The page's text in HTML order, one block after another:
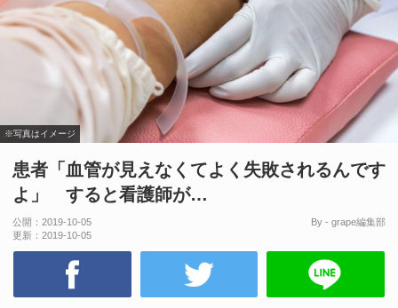
※写真はイメージ
患者「血管が見えなくてよく失敗されるんです
よ」 すると看護師が…
公開： 2019-10-05
更新： 2019-10-05
By - grape編集部